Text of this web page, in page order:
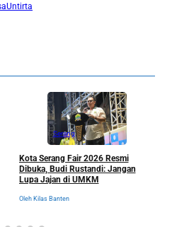
Untirta
Serang
Kota Serang Fair 2026 Resmi
Dibuka, Budi Rustandi: Jangan
Lupa Jajan di UMKM
Oleh Kilas Banten